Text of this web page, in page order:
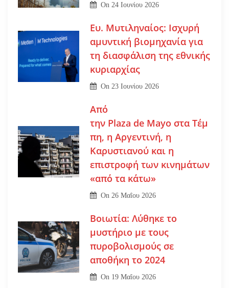
On 24 Ιουνίου 2026
Ευ. Μυτιληναίος: Ισχυρή
αμυντική βιομηχανία για
τη διασφάλιση της εθνικής
κυριαρχίας
On 23 Ιουνίου 2026
Από
την Plaza de Mayo στα Τέμ
πη, η Αργεντινή, η
Καρυστιανού και η
επιστροφή των κινημάτων
«από τα κάτω»
On 26 Μαΐου 2026
Βοιωτία: Λύθηκε το
μυστήριο με τους
πυροβολισμούς σε
αποθήκη το 2024
On 19 Μαΐου 2026